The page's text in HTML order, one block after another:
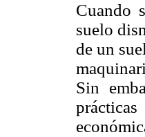
Cuando
suelo
de un
Sin